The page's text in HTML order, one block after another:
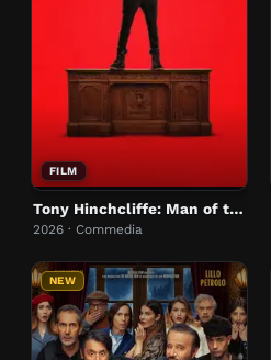
FILM
Tony Hinchcliffe: Man of the People
2026 · Commedia
NEW